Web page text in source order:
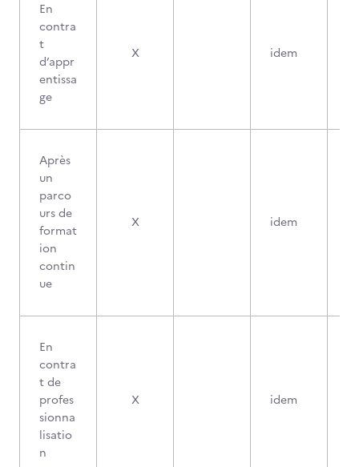
En
contra
t
d’appr
entissa
ge
X idem
Après
un
parco
urs de
format
ion
contin
ue
X idem
En
contra
t de
profes
sionna
lisatio
n
X idem